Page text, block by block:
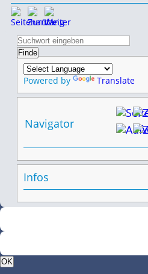
Powered by Translate
Navigator
Infos
OK